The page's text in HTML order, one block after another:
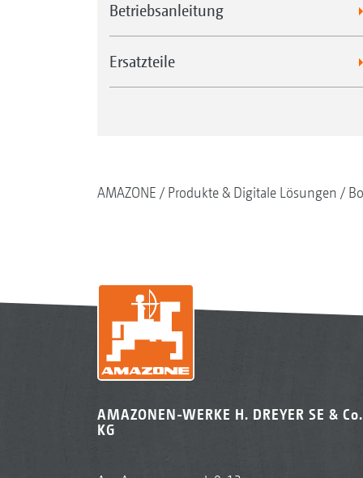
Betriebsanleitung
Ersatzteile
AMAZONE Produkte & Digitale Lösungen
AMAZONEN-WERKE H. DREYER SE & Co.
KG